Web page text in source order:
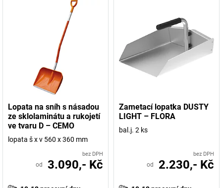
Lopata na sníh s násadou
ze sklolaminátu a rukojetí
ve tvaru D – CEMO
lopata š x v 560 x 360 mm
bez DPH
od 3.090,- Kč
Zametací lopatka DUSTY
LIGHT – FLORA
bal.j. 2 ks
bez DPH
od 2.230,- Kč